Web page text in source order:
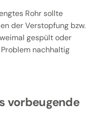
Rohr sollte
der Verstopfung bzw.
gespült oder
nachhaltig
vorbeugende